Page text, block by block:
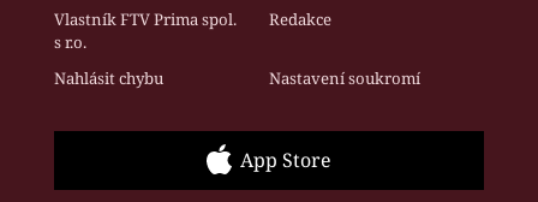
Vlastník FTV Prima spol.
s r.o.
Redakce
Nahlásit chybu Nastavení soukromí
App Store